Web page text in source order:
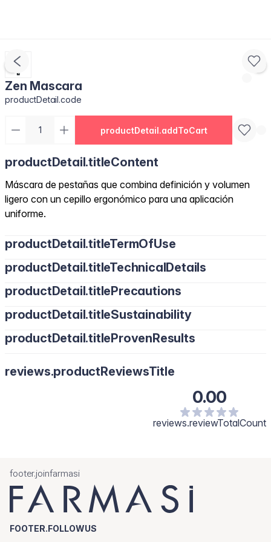
Zen Mascara
productDetail.code
productDetail.addToCart
productDetail.titleContent
Máscara de pestañas que combina definición y volumen
ligero con un cepillo ergonómico para una aplicación
uniforme.
productDetail.titleTermOfUse
productDetail.titleTechnicalDetails
productDetail.titlePrecautions
productDetail.titleSustainability
productDetail.titleProvenResults
reviews.productReviewsTitle
0.00
reviews.reviewTotalCount
footer.joinfarmasi
FOOTER.FOLLOWUS